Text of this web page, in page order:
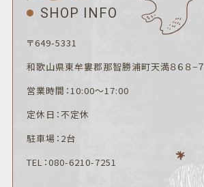
SHOP INFO
〒649-5331
和歌山県東牟婁郡那智勝浦町天満８６８−７
営業時間：10:00〜17:00
定休日：不定休
駐車場：2台
TEL：080-6210-7251